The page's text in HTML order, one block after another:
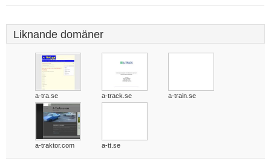
Liknande domäner
a-tra.se a-track.se a-train.se
a-traktor.com a-tt.se